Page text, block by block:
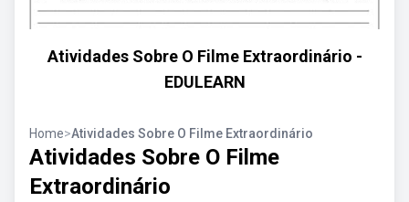
Atividades Sobre O Filme Extraordinário -
EDULEARN
Home>Atividades Sobre O Filme Extraordinário
Atividades Sobre O Filme
Extraordinário